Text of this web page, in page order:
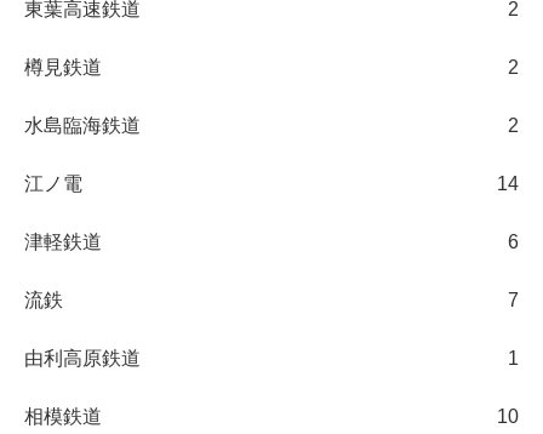
東葉高速鉄道 2
樽見鉄道 2
水島臨海鉄道 2
江ノ電 14
津軽鉄道 6
流鉄 7
由利高原鉄道 1
相模鉄道 10